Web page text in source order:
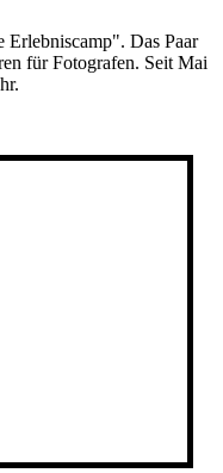
Erlebniscamp". Das Paar
für Fotografen. Seit Mai